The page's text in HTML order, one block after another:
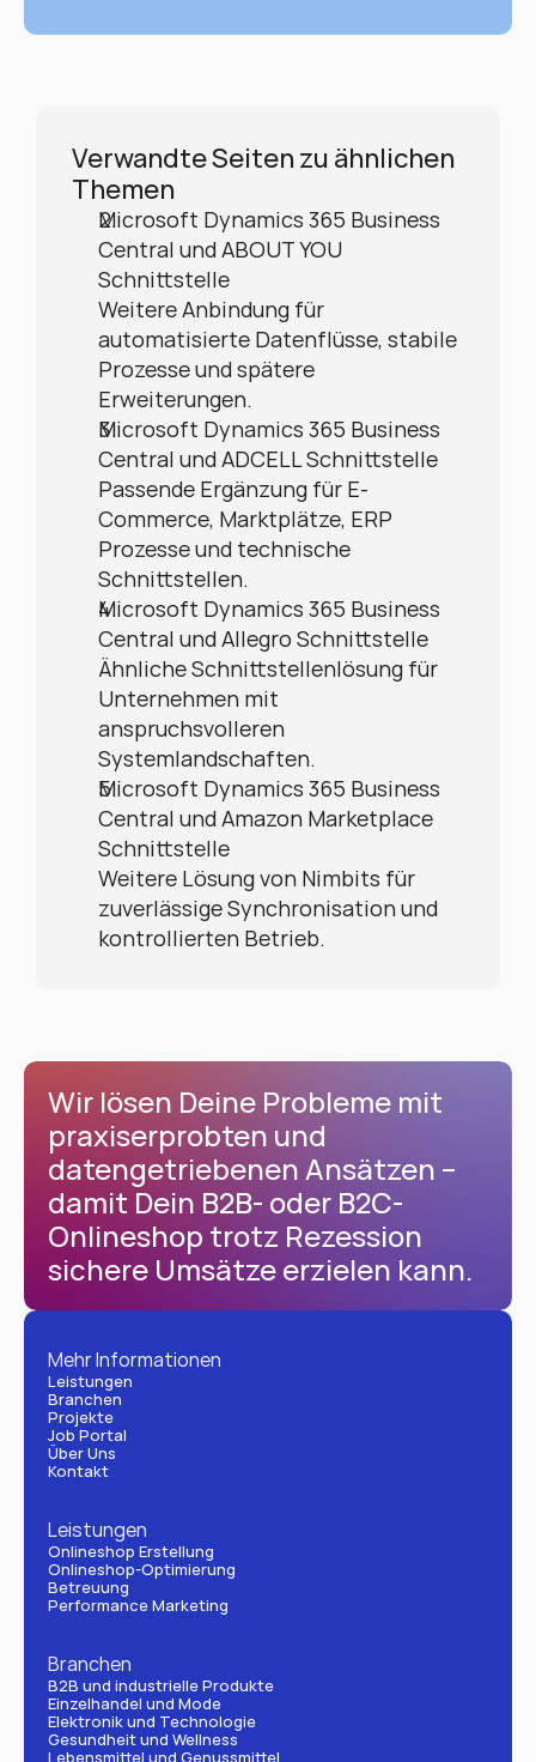
Verwandte Seiten zu ähnlichen
Themen
Microsoft Dynamics 365 Business
Central und ABOUT YOU
Schnittstelle
Weitere Anbindung für
automatisierte Datenflüsse, stabile
Prozesse und spätere
Erweiterungen.
Microsoft Dynamics 365 Business
Central und ADCELL Schnittstelle
Passende Ergänzung für E-
Commerce, Marktplätze, ERP
Prozesse und technische
Schnittstellen.
Microsoft Dynamics 365 Business
Central und Allegro Schnittstelle
Ähnliche Schnittstellenlösung für
Unternehmen mit
anspruchsvolleren
Systemlandschaften.
Microsoft Dynamics 365 Business
Central und Amazon Marketplace
Schnittstelle
Weitere Lösung von Nimbits für
zuverlässige Synchronisation und
kontrollierten Betrieb.
Wir lösen Deine Probleme mit
praxiserprobten und
datengetriebenen Ansätzen –
damit Dein B2B- oder B2C-
Onlineshop trotz Rezession
sichere Umsätze erzielen kann.
Mehr Informationen
Leistungen
Branchen
Projekte
Job Portal
Über Uns
Kontakt
Leistungen
Onlineshop Erstellung
Onlineshop-Optimierung
Betreuung
Performance Marketing
Branchen
B2B und industrielle Produkte
Einzelhandel und Mode
Elektronik und Technologie
Gesundheit und Wellness
Lebensmittel und Genussmittel